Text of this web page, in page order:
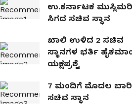
ಉ.ಕರ್ನಾಟಕ ಮುಸ್ಲಿಮರಿಗೆ
ಸಿಗದ ಸಚಿವ ಸ್ಥಾನ
ಖಾಲಿ ಉಳಿದ 2 ಸಚಿವ
ಸ್ಥಾನಗಳ ಭರ್ತಿ ಹೈಕಮಾಂಡ್‌ಗೆ
ಯಕ್ಷಪ್ರಶ್ನೆ
7 ಮಂದಿಗೆ ಮೊದಲ ಬಾರಿ
ಸಚಿವ ಸ್ಥಾನ